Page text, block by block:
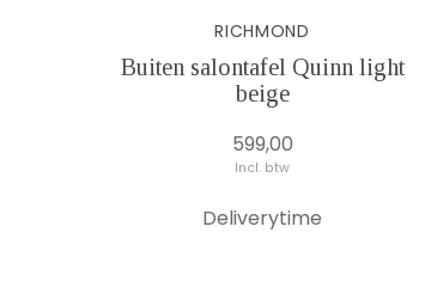
RICHMOND
Buiten salontafel Quinn light
beige
599,00
Incl. btw
Deliverytime